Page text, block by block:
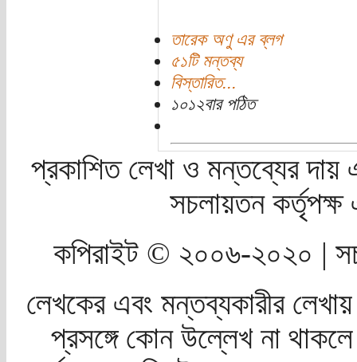
তারেক অণু এর ব্লগ
৫১টি মন্তব্য
বিস্তারিত...
১০১২বার পঠিত
প্রকাশিত লেখা ও মন্তব্যের দায়
সচলায়তন
কপিরাইট © ২০০৬-২০২০ |
লেখকের এবং মন্তব্যকারীর
প্রসঙ্গে কোন উল্লেখ না